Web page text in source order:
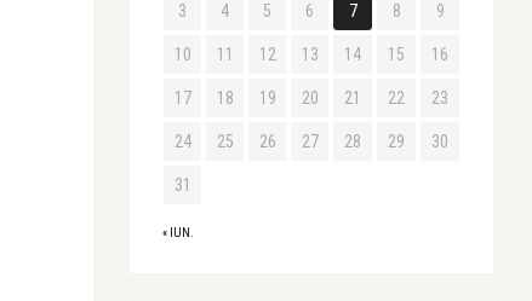
« IUN.
3 4 5 6 7 8 9
10 11 12 13 14 15 16
17 18 19 20 21 22 23
24 25 26 27 28 29 30
31